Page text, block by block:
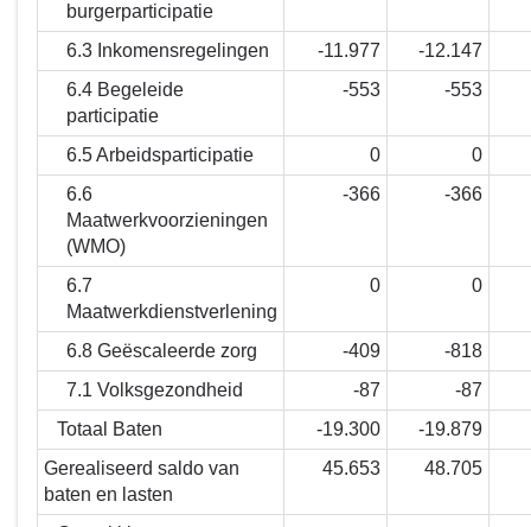
burgerparticipatie
6.3 Inkomensregelingen
-11.977
-12.147
6.4 Begeleide
participatie
-553 -553
6.5 Arbeidsparticipatie 0
0
6.6
Maatwerkvoorzieningen
(WMO)
-366 -366
6.7
Maatwerkdienstverlening
0 0
6.8 Geëscaleerde zorg -409
-818
7.1 Volksgezondheid
-87
-87
Totaal Baten
-19.300
-19.879
Gerealiseerd saldo van
baten en lasten
45.653 48.705